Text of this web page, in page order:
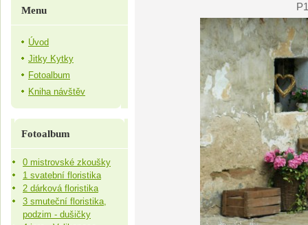
Menu
Úvod
Jitky Kytky
Fotoalbum
Kniha návštěv
Fotoalbum
0 mistrovské zkoušky
1 svatební floristika
2 dárková floristika
3 smuteční floristika,
podzim - dušičky